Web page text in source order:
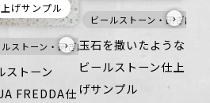
げ 家具・什器
げサンプル
ストーン・研ぎ出し仕上げ 白 壁
›
ストーン
FREDDA仕
ビールストーン・研ぎ出し
›
玉石を撒いたような
ビールストーン仕上
げサンプル